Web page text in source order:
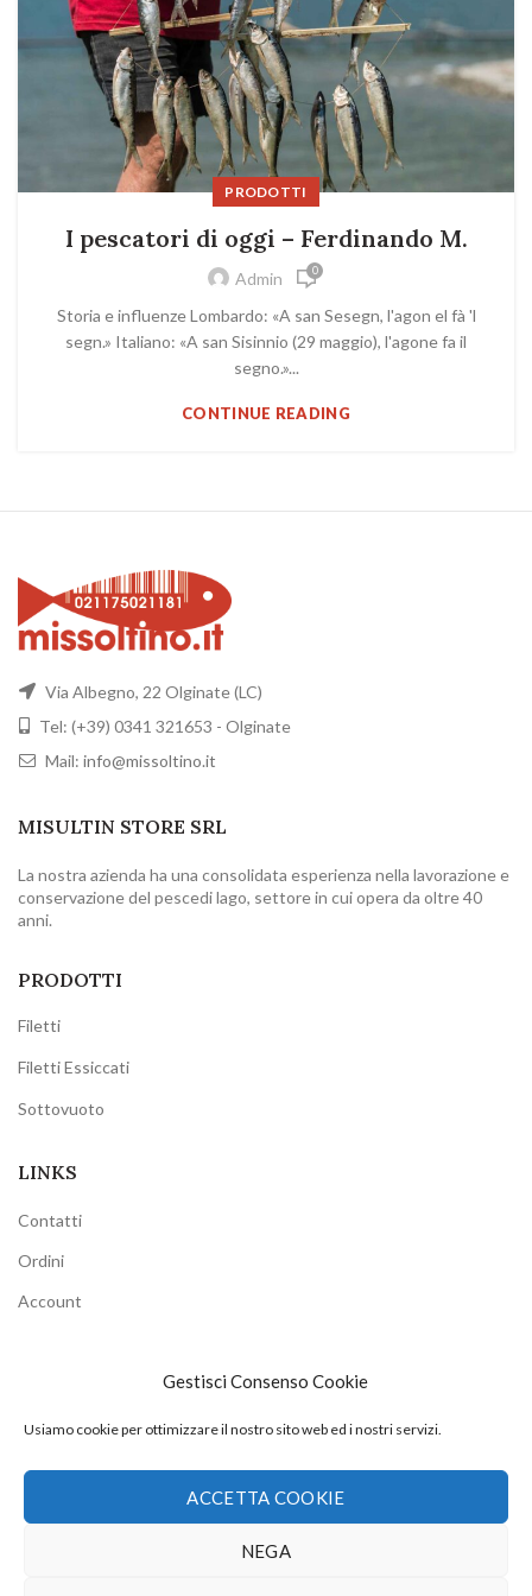
Gestisci Consenso Cookie
Usiamo cookie per ottimizzare il nostro sito web ed i nostri servizi.
ACCETTA COOKIE
NEGA
PRODOTTI
I pescatori di oggi – Ferdinando M.
Admin 0
Storia e influenze Lombardo: «A san Sesegn, l'agon el fà 'l
segn.» Italiano: «A san Sisinnio (29 maggio), l'agone fa il
segno.»...
CONTINUE READING
Via Albegno, 22 Olginate (LC)
Tel: (+39) 0341 321653 - Olginate
Mail: info@missoltino.it
MISULTIN STORE SRL
La nostra azienda ha una consolidata esperienza nella lavorazione e
conservazione del pescedi lago, settore in cui opera da oltre 40
anni.
PRODOTTI
Filetti
Filetti Essiccati
Sottovuoto
LINKS
Contatti
Ordini
Account